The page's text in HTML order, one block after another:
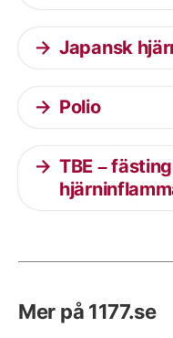
Japansk
Polio
TBE –
Mer på 1177.se